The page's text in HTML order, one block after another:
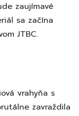
zaujímavé
sa začína
JTBC.
vrahyňa s
zavraždila